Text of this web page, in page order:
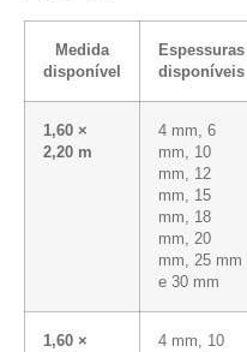
Medida
disponível
Espessuras
disponíveis
1,60 ×
2,20 m
4 mm, 6
mm, 10
mm, 12
mm, 15
mm, 18
mm, 20
mm, 25 mm
e 30 mm
1,60 ×
4 mm, 10